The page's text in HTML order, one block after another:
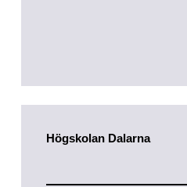
Högskolan Dalarna